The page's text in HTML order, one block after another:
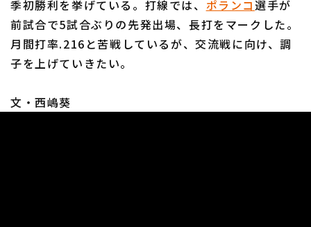
季初勝利を挙げている。打線では、 ポランコ選手が
前試合で5試合ぶりの先発出場、長打をマークした。
月間打率.216と苦戦しているが、交流戦に向け、調
子を上げていきたい。
文・西嶋葵